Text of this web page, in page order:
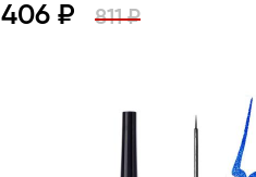
406 ₽ 811 ₽